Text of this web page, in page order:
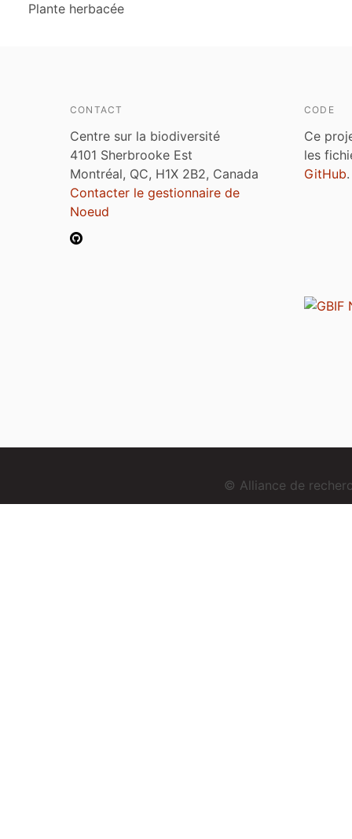
Plante herbacée
CONTACT
Centre sur la biodiversité
4101 Sherbrooke Est
Montréal, QC, H1X 2B2, Canada
Contacter le gestionnaire de
Noeud
CODE
Ce
les
GitHub.
© Alliance de